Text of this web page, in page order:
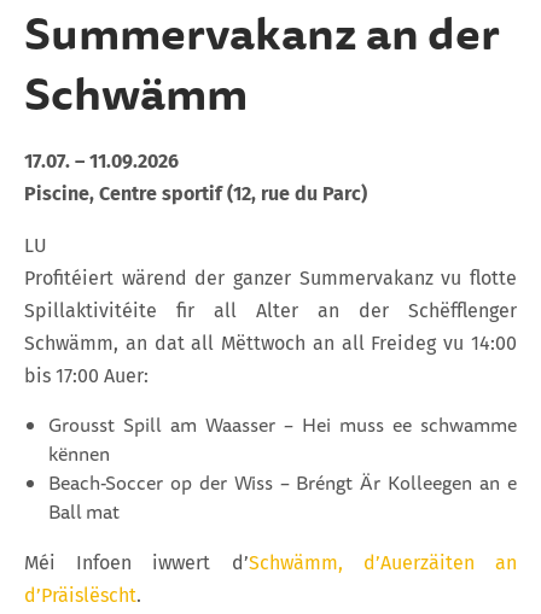
Summervakanz an der
Schwämm
17.07. – 11.09.2026
Piscine, Centre sportif (12, rue du Parc)
LU
Profitéiert wärend der ganzer Summervakanz vu flotte
Spillaktivitéite fir all Alter an der Schëfflenger
Schwämm, an dat all Mëttwoch an all Freideg vu 14:00
bis 17:00 Auer:
Grousst Spill am Waasser – Hei muss ee schwamme
kënnen
Beach-Soccer op der Wiss – Bréngt Är Kolleegen an e
Ball mat
Méi Infoen iwwert d’Schwämm, d’Auerzäiten an
d’Präislëscht.